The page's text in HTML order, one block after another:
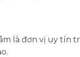
là đơn vị uy tín